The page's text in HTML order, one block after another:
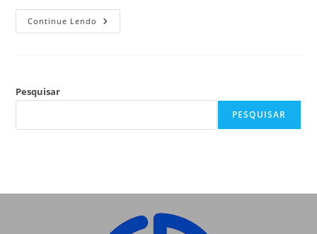
Continue Lendo
Pesquisar
PESQUISAR